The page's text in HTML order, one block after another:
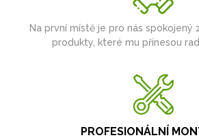
Na první místě je pro nás spokojený
produkty, které mu přinesou
PROFESIONÁLNÍ